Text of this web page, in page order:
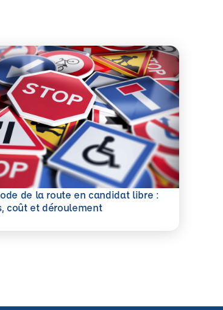
de la route en candidat libre :
coût et déroulement